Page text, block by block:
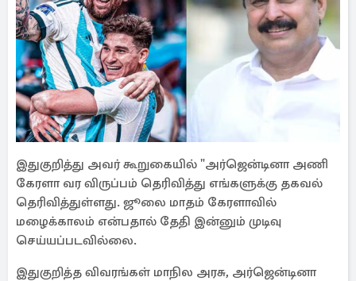
இதுகுறித்து அவர் கூறுகையில் "அர்ஜென்டினா அணி
கேரளா வர விருப்பம் தெரிவித்து எங்களுக்கு தகவல்
தெரிவித்துள்ளது. ஜூலை மாதம் கேரளாவில்
மழைக்காலம் என்பதால் தேதி இன்னும் முடிவு
செய்யப்படவில்லை.
இதுகுறித்த விவரங்கள் மாநில அரசு, அர்ஜென்டினா